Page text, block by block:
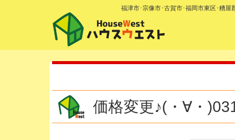
福津市･宗像市･古賀市･福岡市東区･糟屋
価格変更♪(・∀・